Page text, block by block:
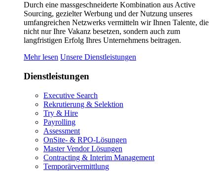
Durch eine massgeschneiderte Kombination aus Active
Sourcing, gezielter Werbung und der Nutzung unseres
umfangreichen Netzwerks vermitteln wir Ihnen Talente, die
nicht nur Ihre Vakanz besetzen, sondern auch zum
langfristigen Erfolg Ihres Unternehmens beitragen.
Mehr lesen Unsere Dienstleistungen
Dienstleistungen
Executive Search
Rekrutierung & Selektion
Try & Hire
Payrolling
Assessment
OnSite- & RPO-Lösungen
Master Vendor Lösungen
Contracting & Interim Management
Temporärvermittlung